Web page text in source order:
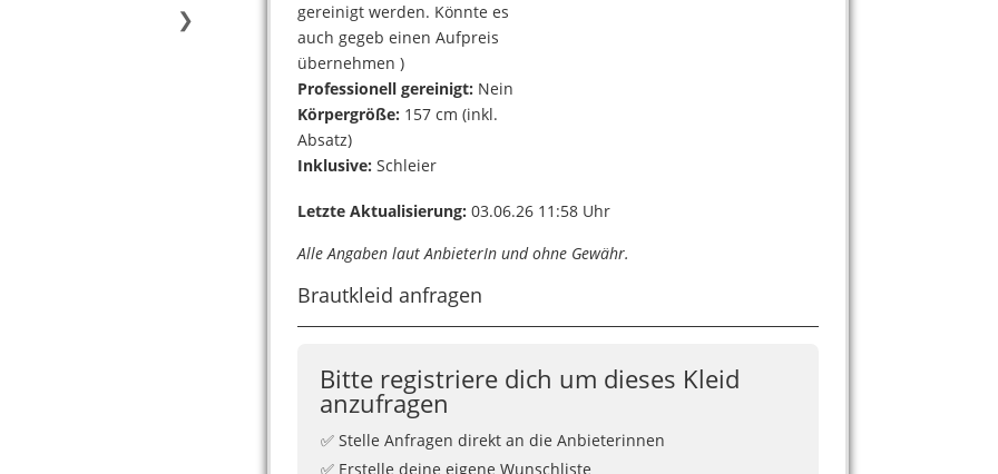
❯
gereinigt werden. Könnte es
auch gegeb einen Aufpreis
übernehmen )
Professionell gereinigt: Nein
Körpergröße: 157 cm (inkl.
Absatz)
Inklusive:Schleier
Letzte Aktualisierung: 03.06.26 11:58 Uhr
Alle Angaben laut AnbieterIn und ohne Gewähr.
Brautkleid anfragen
Bitte registriere dich um dieses Kleid
anzufragen
✅ Stelle Anfragen direkt an die Anbieterinnen
✅ Erstelle deine eigene Wunschliste